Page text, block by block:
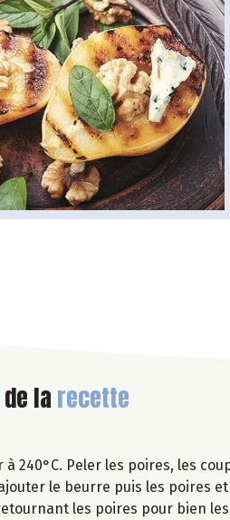
de la recette
240°C. Peler les poires, les
ajouter le beurre puis les poires
les poires pour bien